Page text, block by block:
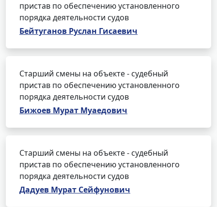
пристав по обеспечению установленного
порядка деятельности судов
Бейтуганов Руслан Гисаевич
Старший смены на объекте - судебный
пристав по обеспечению установленного
порядка деятельности судов
Бижоев Мурат Муаедович
Старший смены на объекте - судебный
пристав по обеспечению установленного
порядка деятельности судов
Дадуев Мурат Сейфунович